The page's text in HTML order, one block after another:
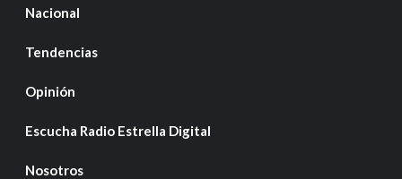
Nacional
Tendencias
Opinión
Escucha Radio Estrella Digital
Nosotros